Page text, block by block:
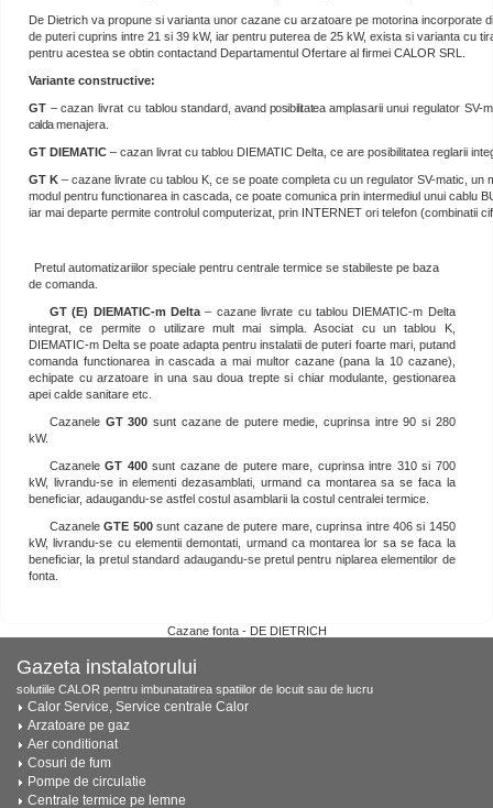
De Dietrich va propune si varianta unor cazane cu arzatoare pe motorina incorporate
de puteri cuprins intre 21 si 39 kW, iar pentru puterea de 25 kW, exista si varianta cu
pentru acestea se obtin contactand Departamentul Ofertare al firmei CALOR SRL.
Variante constructive:
GT – cazan livrat cu tablou standard , avand posibilitatea amplasarii unui regulator SV-
caldamenajera.
GT DIEMATIC – cazan livrat cu tablou DIEMATIC Delta, ce are posibilitatea reglarii
GT K – cazane livrate cu tablou K, ce se poate completa cu un regulator SV-matic, un
modul pentru functionarea in cascada, ce poate comunica prin intermediul unui cablu
iar mai departe permite controlul computerizat, prin INTERNET ori telefon (combinatii
Pretul automatizariilor speciale pentru centrale termice se stabileste pe baza
de comanda.
GT (E) DIEMATIC-m Delta – cazane livrate cu tablou DIEMATIC-m Delta
integrat, ce permite o utilizare mult mai simpla. Asociat cu un tablou K,
DIEMATIC-m Delta se poate adapta pentru instalatii de puteri foarte mari, putand
comanda functionarea in cascada a mai multor cazane (pana la 10 cazane),
echipate cu arzatoare in una sau doua trepte si chiar modulante, gestionarea
apei calde sanitare etc.
Cazanele GT 300 sunt cazane de putere medie, cuprinsa intre 90 si 280
kW.
CazaneleGT 400sunt cazane de putere mare, cuprinsa intre 310 si 700
kW, livrandu-se in elementi dezasamblati, urmand ca montarea sa se faca la
beneficiar, adaugandu-se astfel costul asamblarii la costul centralei termice.
CazaneleGTE 500sunt cazane de putere mare, cuprinsa intre 406 si 1450
kW, livrandu-se cu elementii demontati, urmand ca montarea lor sa se faca la
beneficiar, la pretul standard adaugandu-se pretul pentru niplarea elementilor de
fonta.
Cazane fonta - DE DIETRICH
Gazeta instalatorului
solutiile CALOR pentru imbunatatirea spatiilor de locuit sau de lucru
Calor Service, Service centrale Calor
Arzatoare pe gaz
Aer conditionat
Cosuri de fum
Pompe de circulatie
Centrale termice pe lemne